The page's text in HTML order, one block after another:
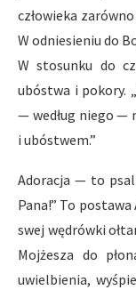
człowieka
W odniesieniu do
W stosunku do
ubóstwa i pokory.
— według niego —
i ubóstwem.”
Adoracja — to
Pana!” To
swej wędrówki
Mojżesza do
uwielbienia,